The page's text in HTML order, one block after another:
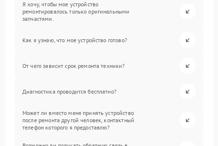
Я хочу, чтобы мое устройство
ремонтировалось только оригинальными
запчастями.
Как я узнаю, что мое устройство готово?
От чего зависит срок ремонта техники?
Диагностика проводится бесплатно?
Может ли вместо меня принять устройство
после ремонта другой человек, контактный
телефон которого я предоставлю?